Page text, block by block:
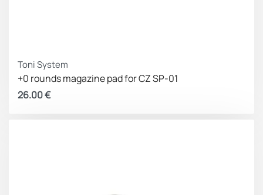
Toni System
+0 rounds magazine pad for CZ SP-01
26.00€